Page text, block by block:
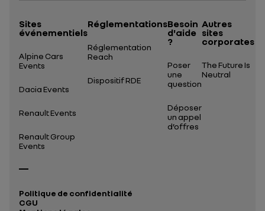
Sites
événementiels
Alpine Cars
Events
Dacia Events
Renault Events
Renault Group
Events
Réglementations
Réglementation
Reach
Dispositif RDE
Besoin
d'aide
?
Poser
une
question
Déposer
un appel
d’offres
Autres
sites
corporates
The Future Is
Neutral
Politique de confidentialité
CGU